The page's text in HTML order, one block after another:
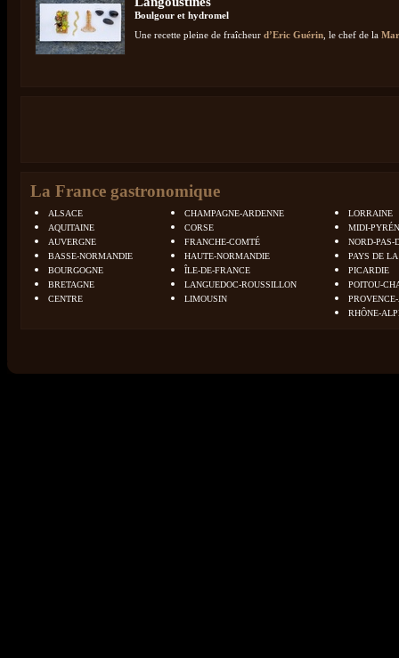
Boulgour et hydromel
Une recette pleine de fraîcheur d’Eric Guérin , le chef de la
La France gastronomique
ALSACE
AQUITAINE
AUVERGNE
BASSE-NORMANDIE
BOURGOGNE
BRETAGNE
CENTRE
CHAMPAGNE-ARDENNE
CORSE
FRANCHE-COMTÉ
HAUTE-NORMANDIE
ÎLE-DE-FRANCE
LANGUEDOC-ROUSSILLON
LIMOUSIN
LORRAINE
MIDI-
NORD-PAS-
PAYS DE
PICARDIE
POITOU-
RHÔNE-